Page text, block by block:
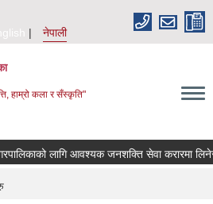
नेपाली
हाम्रो कला र सँस्कृति"
लागि आवश्यक जनशक्ति सेवा करारमा